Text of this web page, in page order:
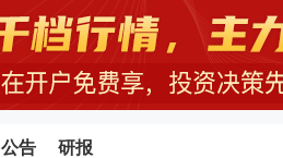
公告 研报